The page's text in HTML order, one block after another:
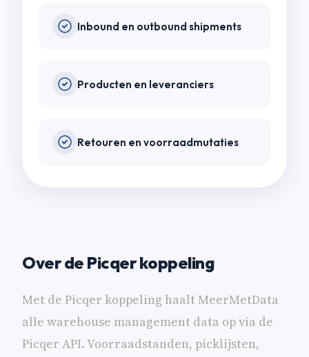
Inbound en outbound shipments
Producten en leveranciers
Retouren en voorraadmutaties
Over de Picqer koppeling
Met de Picqer koppeling haalt MeerMetData
alle warehouse management data op via de
Picqer API. Voorraadstanden, picklijsten,